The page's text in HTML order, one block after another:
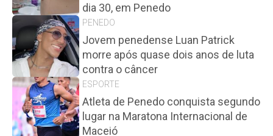
dia 30, em Penedo
PENEDO
Jovem penedense Luan Patrick
morre após quase dois anos de luta
contra o câncer
ESPORTE
Atleta de Penedo conquista segundo
lugar na Maratona Internacional de
Maceió